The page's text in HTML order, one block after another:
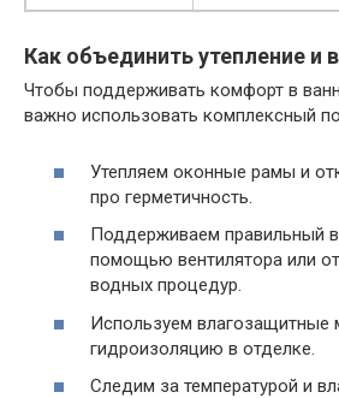
Как объединить утепление и
Чтобы поддерживать комфорт в
важно использовать комплексный
Утепляем оконные рамы и
про герметичность.
Поддерживаем правильный
помощью вентилятора или
водных процедур.
Используем влагозащитные
гидроизоляцию в отделке.
Следим за температурой и